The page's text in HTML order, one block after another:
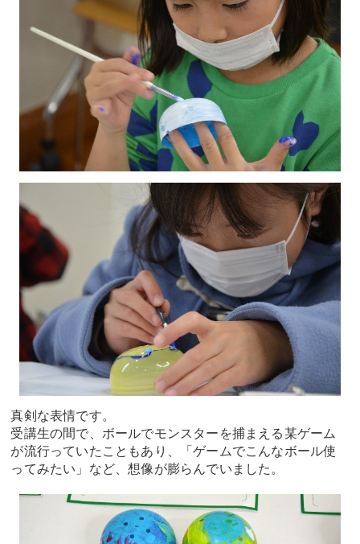
真剣な表情です。
受講生の間で、ボールでモンスターを捕まえる某ゲーム
が流行っていたこともあり、「ゲームでこんなボール使
ってみたい」など、想像が膨らんでいました。